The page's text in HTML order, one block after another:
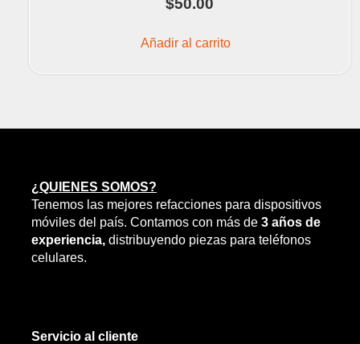
$50.00
Añadir al carrito
¿QUIENES SOMOS?
Tenemos las mejores refacciones para dispositivos
móviles del país. Contamos con más de 3 años de
experiencia, distribuyendo piezas para teléfonos
celulares.
Servicio al cliente